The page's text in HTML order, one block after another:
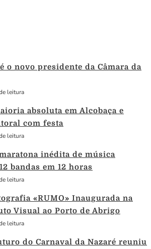
o novo presidente da Câmara da
leitura
absoluta em Alcobaça e
com festa
leitura
inédita de música
bandas em 12 horas
leitura
«RUMO» Inaugurada na
Visual ao Porto de Abrigo
leitura
do Carnaval da Nazaré reuniu